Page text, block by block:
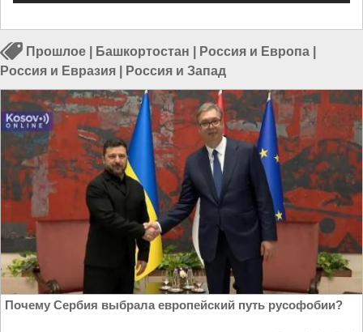
Прошлое Башкортостан Россия и Европа
Россия и Евразия
Россия и Запад
Почему Сербия выбрала европейский путь русофобии?